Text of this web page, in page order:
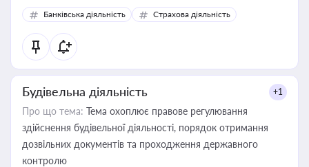
забезпечувати їх належне прийняття органами влади та
контрагентами
Банківська діяльність Страхова діяльність
Будівельна діяльність +1
Про що тема: Тема охоплює правове регулювання
здійснення будівельної діяльності, порядок отримання
дозвільних документів та проходження державного
контролю